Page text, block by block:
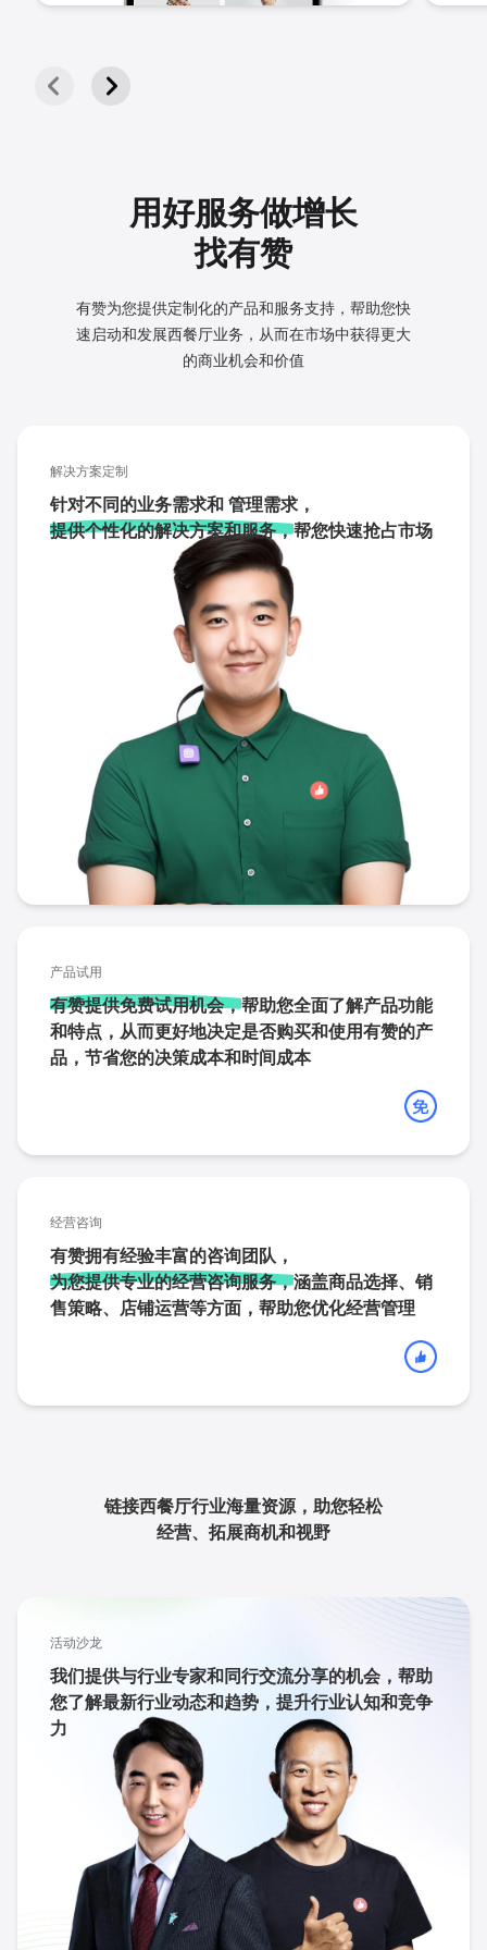
用好服务做增长
找有赞
有赞为您提供定制化的产品和服务支持，帮助您快
速启动和发展西餐厅业务，从而在市场中获得更大
的商业机会和价值
解决方案定制
针对不同的业务需求和 管理需求，
提供个性化的解决方案和服务，帮您快速抢占市场
产品试用
有赞提供免费试用机会，帮助您全面了解产品功能
和特点，从而更好地决定是否购买和使用有赞的产
品，节省您的决策成本和时间成本
经营咨询
有赞拥有经验丰富的咨询团队，
为您提供专业的经营咨询服务，涵盖商品选择、销
售策略、店铺运营等方面，帮助您优化经营管理
链接西餐厅行业海量资源，助您轻松
经营、拓展商机和视野
活动沙龙
我们提供与行业专家和同行交流分享的机会，帮助
您了解最新行业动态和趋势，提升行业认知和竞争
力